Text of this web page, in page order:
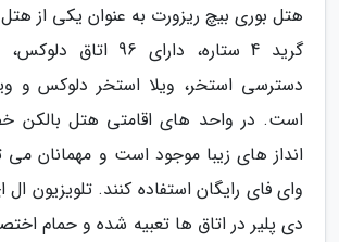
هتل بوری بیچ ریزورت به عنوان یکی از
گرید 4 ستاره، دارای
دسترسی استخر، ویلا استخر دلوکس و
است. در واحد های اقامتی هتل
انداز های زیبا موجود است و مهمانان می
وای فای رایگان استفاده کنند. تلویزیون
دی پلیر در اتاق ها تعبیه شده و حمام